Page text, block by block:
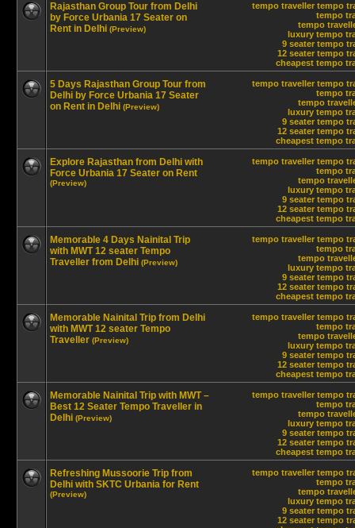
tempo traveller tempo
tempo
tempo
luxury tempo
9 seater tempo
12 seater tempo
cheapest tempo
Rajasthan Group Tour from Delhi
by Force Urbania 17 Seater on
Rent in Delhi (Preview)
tempo traveller tempo
tempo
tempo
luxury tempo
9 seater tempo
12 seater tempo
cheapest tempo
5 Days Rajasthan Group Tour from
Delhi by Force Urbania 17 Seater
on Rent in Delhi (Preview)
tempo traveller tempo
tempo
tempo
luxury tempo
9 seater tempo
12 seater tempo
cheapest tempo
Explore Rajasthan from Delhi with
Force Urbania 17 Seater on Rent
(Preview)
tempo traveller tempo
tempo
tempo
luxury tempo
9 seater tempo
12 seater tempo
cheapest tempo
Memorable 4 Days Nainital Trip
with MWT 12 seater Tempo
Traveller from Delhi (Preview)
tempo traveller tempo
tempo
tempo
luxury tempo
9 seater tempo
12 seater tempo
cheapest tempo
Memorable Nainital Trip from Delhi
with MWT 12 seater Tempo
Traveller (Preview)
tempo traveller tempo
tempo
tempo
luxury tempo
9 seater tempo
12 seater tempo
cheapest tempo
Memorable Nainital Trip with MWT –
Best 12 Seater Tempo Traveller in
Delhi (Preview)
tempo traveller tempo
tempo
tempo
luxury tempo
9 seater tempo
12 seater tempo
Refreshing Mussoorie Trip from
Delhi with SKTC Urbania for Rent
(Preview)